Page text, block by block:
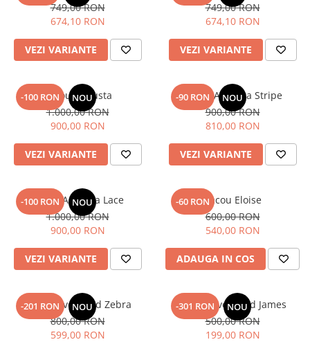
749,00 RON
674,10 RON
VEZI VARIANTE
749,00 RON
674,10 RON
VEZI VARIANTE
-100 RON NOU
Sacou Augusta
1.000,00 RON
900,00 RON
VEZI VARIANTE
-90 RON NOU
Sacou Augusta Stripe
900,00 RON
810,00 RON
VEZI VARIANTE
-100 RON NOU
Sacou Augusta Lace
1.000,00 RON
900,00 RON
VEZI VARIANTE
-60 RONSacou Eloise
600,00 RON
540,00 RON
ADAUGA IN COS
-201 RON NOU
Blazer Oversized Zebra
800,00 RON
599,00 RON
-301 RON NOU
Sacou Oversized James
500,00 RON
199,00 RON